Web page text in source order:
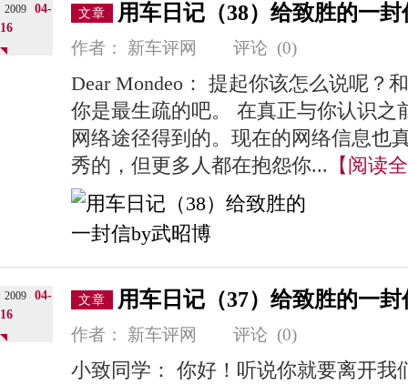
2009
04-
16
文章 用车日记（38）给致胜的一
作者： 新车评网 评论 (0)
Dear Mondeo： 提起你该怎么说呢？
你是最生疏的吧。 在真正与你认识之
网络途径得到的。现在的网络信息也
秀的，但更多人都在抱怨你... 【阅读
2009
04-
16
文章 用车日记（37）给致胜的一
作者： 新车评网 评论 (0)
小致同学： 你好！听说你就要离开我